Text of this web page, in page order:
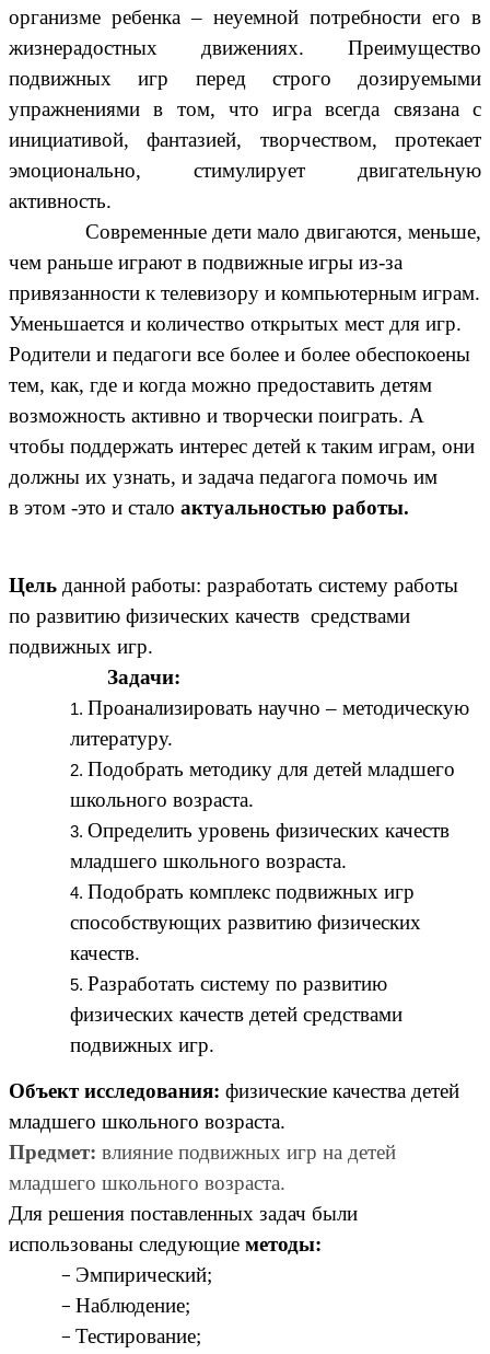
организме ребенка – неуемной потребности его в
жизнерадостных движениях. Преимущество
подвижных игр перед строго дозируемыми
упражнениями в том, что игра всегда связана с
инициативой, фантазией, творчеством, протекает
эмоционально, стимулирует двигательную
активность.
Современные дети мало двигаются, меньше,
чем раньше играют в подвижные игры из-за
привязанности к телевизору и компьютерным играм.
Уменьшается и количество открытых мест для игр.
Родители и педагоги все более и более обеспокоены
тем, как, где и когда можно предоставить детям
возможность активно и творчески поиграть. А
чтобы поддержать интерес детей к таким играм, они
должны их узнать, и задача педагога помочь им
в этом -это и стало актуальностью работы.
Цель данной работы: разработать систему работы
по развитию физических качеств средствами
подвижных игр.
Задачи:
Проанализировать научно – методическую
литературу.
Подобрать методику для детей младшего
школьного возраста.
Определить уровень физических качеств
младшего школьного возраста.
Подобрать комплекс подвижных игр
способствующих развитию физических
качеств.
Разработать систему по развитию
физических качеств детей средствами
подвижных игр.
Объект исследования: физические качества детей
младшего школьного возраста.
Предмет: влияние подвижных игр на детей
младшего школьного возраста.
Для решения поставленных задач были
использованы следующие методы:
Эмпирический;
Наблюдение;
Тестирование;